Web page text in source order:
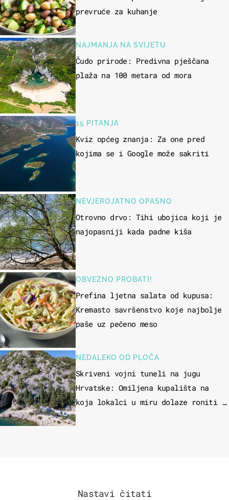
prevruće za kuhanje
NAJMANJA NA SVIJETU
Čudo prirode: Predivna pješčana
plaža na 100 metara od mora
15 PITANJA
Kviz općeg znanja: Za one pred
kojima se i Google može sakriti
NEVJEROJATNO OPASNO
Otrovno drvo: Tihi ubojica koji je
najopasniji kada padne kiša
OBVEZNO PROBATI!
Prefina ljetna salata od kupusa:
Kremasto savršenstvo koje najbolje
paše uz pečeno meso
NEDALEKO OD PLOČA
Skriveni vojni tuneli na jugu
Hrvatske: Omiljena kupališta na
koja lokalci u miru dolaze roniti i
Nastavi čitati